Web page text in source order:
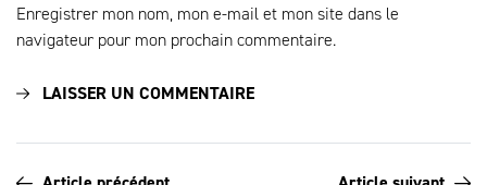
Enregistrer mon nom, mon e-mail et mon site dans le
navigateur pour mon prochain commentaire.